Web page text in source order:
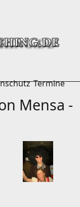
Termine
Mensa -